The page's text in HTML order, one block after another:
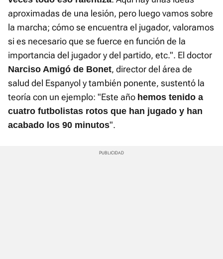
aproximadas de una lesión, pero luego vamos sobre
la marcha; cómo se encuentra el jugador, valoramos
si es necesario que se fuerce en función de la
importancia del jugador y del partido, etc.". El doctor
Narciso Amigó de Bonet, director del área de
salud del Espanyol y también ponente, sustentó la
teoría con un ejemplo: "Este año hemos tenido a
cuatro futbolistas rotos que han jugado y han
acabado los 90 minutos".